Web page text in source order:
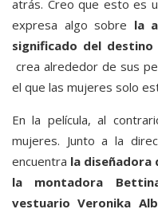
atrás. Creo que esto es
expresa algo sobre la
significado del destino
crea alrededor de sus
el que las mujeres solo
En la película, al
mujeres. Junto a la
encuentra la diseñadora
la montadora
vestuario Veronika